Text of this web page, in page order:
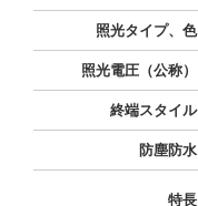
照光タイプ、色
照光電圧（公称）
終端スタイル
防塵防水
特長